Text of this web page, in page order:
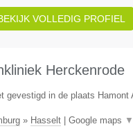
VOLLEDIG PROFIEL
Herckenrode
gevestigd in de plaats
» Hasselt| Google maps ▼